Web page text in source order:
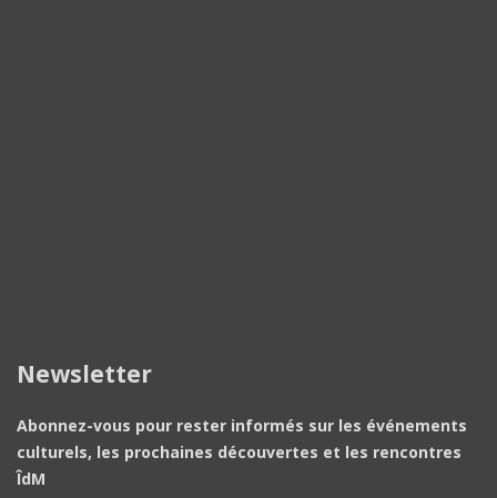
Newsletter
Abonnez-vous pour rester informés sur les événements
culturels, les prochaines découvertes et les rencontres
ÎdM